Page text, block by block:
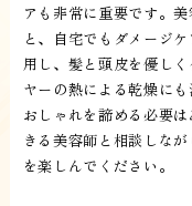
アも非常に重要です。
と、自宅でもダメージ
用し、髪と頭皮を優し
ヤーの熱による乾燥に
おしゃれを諦める必要
きる美容師と相談しな
を楽しんでください。